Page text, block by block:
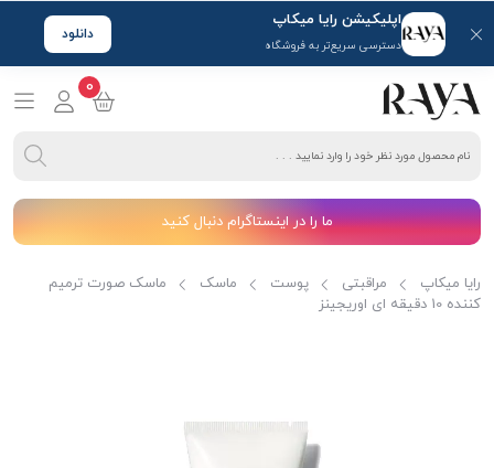
اپلیکیشن رایا میکاپ
دسترسی سریع‌تر به فروشگاه
دانلود
0
ما را در اینستاگرام دنبال کنید
رایا میکاپ مراقبتی پوست ماسک
ماسک صورت ترمیم
کننده 10 دقیقه ای اوریجینز